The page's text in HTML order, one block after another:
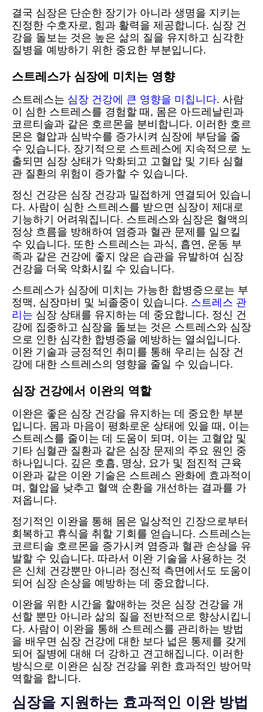
결국 심장은 단순한 장기가 아니라 생명을 지키는
진정한 수호자로, 힘과 활력을 제공합니다. 심장 건
강을 돌보는 것은 높은 삶의 질을 유지하고 심각한
질병을 예방하기 위한 중요한 부분입니다.
스트레스가 심장에 미치는 영향
스트레스는 심장 건강에 큰 영향을 미칩니다. 사람
이 심한 스트레스를 경험할 때, 몸은 아드레날린과
코르티솔과 같은 호르몬을 분비합니다. 이러한 호르
몬은 혈압과 심박수를 증가시켜 심장에 부담을 줄
수 있습니다. 장기적으로 스트레스에 지속적으로 노
출되면 심장 상태가 악화되고 고혈압 및 기타 심혈
관 질환의 위험이 증가할 수 있습니다.
정신 건강은 심장 건강과 밀접하게 연결되어 있습니
다. 사람이 심한 스트레스를 받으면 심장이 제대로
기능하기 어려워집니다. 스트레스와 심장은 혈액의
정상 흐름을 방해하여 염증과 혈관 문제를 일으킬
수 있습니다. 또한 스트레스는 과식, 흡연, 운동 부
족과 같은 건강에 좋지 않은 습관을 유발하여 심장
건강을 더욱 악화시킬 수 있습니다.
스트레스가 심장에 미치는 가능한 합병증으로는 부
정맥, 심장마비 및 뇌졸중이 있습니다. 스트레스 관
리는 심장 상태를 유지하는 데 중요합니다. 정신 건
강에 집중하고 심장을 돌보는 것은 스트레스와 심장
으로 인한 심각한 합병증을 예방하는 열쇠입니다.
이완 기술과 긍정적인 취미를 통해 우리는 심장 건
강에 대한 스트레스의 영향을 줄일 수 있습니다.
심장 건강에서 이완의 역할
이완은 좋은 심장 건강을 유지하는 데 중요한 부분
입니다. 몸과 마음이 평화로운 상태에 있을 때, 이는
스트레스를 줄이는 데 도움이 되며, 이는 고혈압 및
기타 심혈관 질환과 같은 심장 문제의 주요 원인 중
하나입니다. 깊은 호흡, 명상, 요가 및 점진적 근육
이완과 같은 이완 기술은 스트레스 완화에 효과적이
며, 혈압을 낮추고 혈액 순환을 개선하는 결과를 가
져옵니다.
정기적인 이완을 통해 몸은 일상적인 긴장으로부터
회복하고 휴식을 취할 기회를 얻습니다. 스트레스는
코르티솔 호르몬을 증가시켜 염증과 혈관 손상을 유
발할 수 있습니다. 따라서 이완 기술을 사용하는 것
은 신체 건강뿐만 아니라 정신적 측면에서도 도움이
되어 심장 손상을 예방하는 데 중요합니다.
이완을 위한 시간을 할애하는 것은 심장 건강을 개
선할 뿐만 아니라 삶의 질을 전반적으로 향상시킵니
다. 사람이 이완을 통해 스트레스를 관리하는 방법
을 배우면 심장 건강에 대한 보다 넓은 통제를 갖게
되어 질병에 대해 더 강하고 견고해집니다. 이러한
방식으로 이완은 심장 건강을 위한 효과적인 방어막
역할을 합니다.
심장을 지원하는 효과적인 이완 방법